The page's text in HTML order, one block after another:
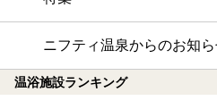
ニフティ温泉からのお知
温浴施設ランキング